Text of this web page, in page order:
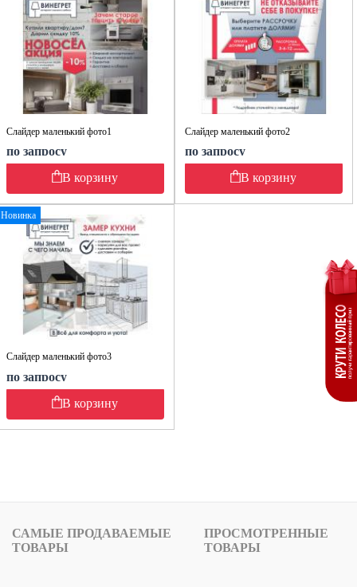
Слайдер маленький фото1
по запросу
В корзину
Слайдер маленький фото2
по запросу
В корзину
Новинка
Слайдер маленький фото3
по запросу
В корзину
САМЫЕ ПРОДАВАЕМЫЕ
ТОВАРЫ
ПРОСМОТРЕННЫЕ
ТОВАРЫ